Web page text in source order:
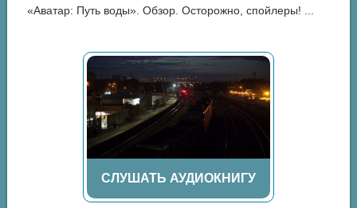
«Аватар: Путь воды». Обзор. Осторожно, спойлеры! ...
СЛУШАТЬ АУДИОКНИГУ